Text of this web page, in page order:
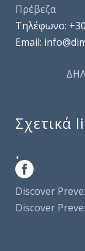
Πρέβεζα
Τηλέφωνo:
Email:
Σχετικά
.
Discover
Discover